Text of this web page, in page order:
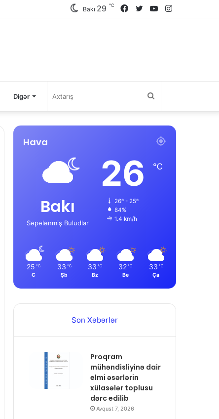
YouTube
Twitter
Facebook
Bakı 29 ℃
Digər Axtarış
Hava
Bakı
Səpələnmiş Buludlar
26 ℃
26º - 25º
84%
1.4 km/h
25 ℃
C
33 ℃
Şb
33 ℃
Bz
32 ℃
Be
33 ℃
Ça
Son Xəbərlər
Proqram
mühəndisliyinə dair
elmi əsərlərin
xülasələr toplusu
dərc edilib
Avqust 7, 2026